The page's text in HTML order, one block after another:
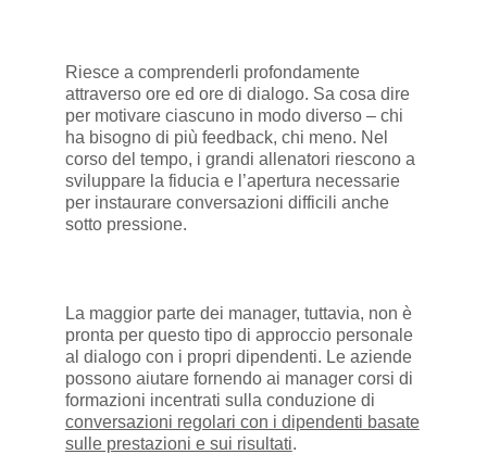
Riesce a comprenderli profondamente
attraverso ore ed ore di dialogo. Sa cosa dire
per motivare ciascuno in modo diverso – chi
ha bisogno di più feedback, chi meno. Nel
corso del tempo, i grandi allenatori riescono a
sviluppare la fiducia e l’apertura necessarie
per instaurare conversazioni difficili anche
sotto pressione.
La maggior parte dei manager, tuttavia, non è
pronta per questo tipo di approccio personale
al dialogo con i propri dipendenti. Le aziende
possono aiutare fornendo ai manager corsi di
formazioni incentrati sulla conduzione di
conversazioni regolari con i dipendenti basate
sulle prestazioni e sui risultati.